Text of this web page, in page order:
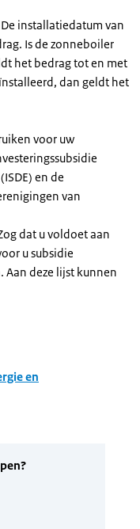
De installatiedatum van
Is de zonneboiler
het bedrag tot en met
dan geldt het
voor uw
en de
van
dat u voldoet aan
u subsidie
deze lijst kunnen
en